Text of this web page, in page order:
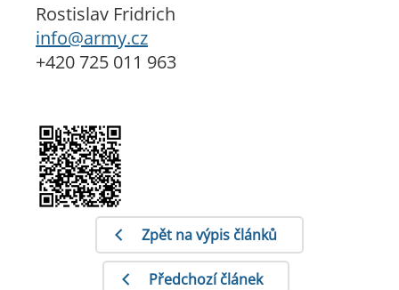
Rostislav Fridrich
info@army.cz
+420 725 011 963
Zpět na výpis článků
Předchozí článek